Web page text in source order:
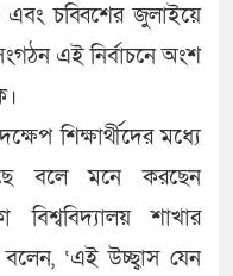
এবং চব্বিশের জুলাইয়ে
এই নির্বাচনে অংশ
শিক্ষার্থীদের মধ্যে
বলে মনে করছেন
বিশ্ববিদ্যালয় শাখার
‘এই উচ্ছ্বাস যেন